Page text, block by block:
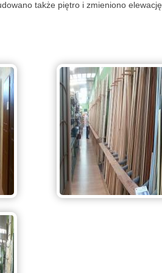
także piętro i zmieniono elewację.